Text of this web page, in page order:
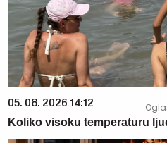
05. 08. 2026 14:12
Koliko visoku temperaturu